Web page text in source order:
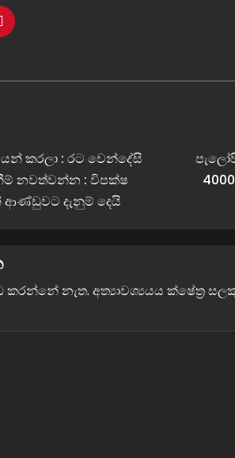
කරලා : රට වෙන්දේසි
නවත්වන්න : විපක්ෂ
දැනුම් දෙයි
කරන්නේ නැත. අත්‍යාවශ්‍යයය ක්ෂේත්‍ර